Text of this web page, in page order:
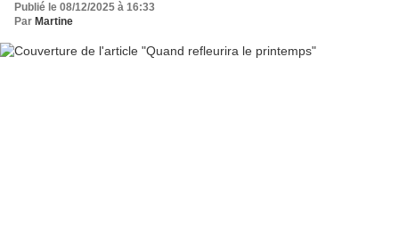
Publié le 08/12/2025 à 16:33
Par Martine